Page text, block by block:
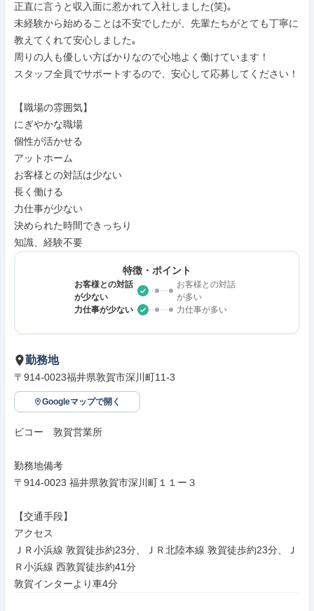
正直に言うと収入面に惹かれて入社しました(笑)｡
未経験から始めることは不安でしたが、先輩たちがとても丁寧に
教えてくれて安心しました｡
周りの人も優しい方ばかりなので心地よく働けています！
スタッフ全員でサポートするので、安心して応募してください！
【職場の雰囲気】
にぎやかな職場
個性が活かせる
アットホーム
お客様との対話は少ない
長く働ける
力仕事が少ない
決められた時間できっちり
知識、経験不要
特徴・ポイント
お客様との対話
が少ない
お客様との対話
が多い
力仕事が少ない
力仕事が多い
勤務地
〒914-0023福井県敦賀市深川町11-3
Googleマップで開く
ビコー　敦賀営業所
勤務地備考
〒914-0023 福井県敦賀市深川町１１ー３
【交通手段】
アクセス
ＪＲ小浜線 敦賀徒歩約23分、ＪＲ北陸本線 敦賀徒歩約23分、Ｊ
Ｒ小浜線 西敦賀徒歩約41分
敦賀インターより車4分